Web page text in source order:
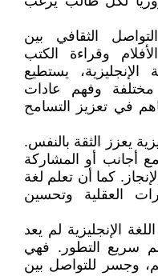
الثقافي بين
وقراءة الكتب
الإنجليزية، يستطيع
وفهم عادات
في تعزيز التسامح
يعزز الثقة بالنفس.
أجانب أو المشاركة
كما أن تعلم لغة
العقلية وتحسين
الإنجليزية لم يعد
سريع التطور. فهي
وجسر للتواصل بين